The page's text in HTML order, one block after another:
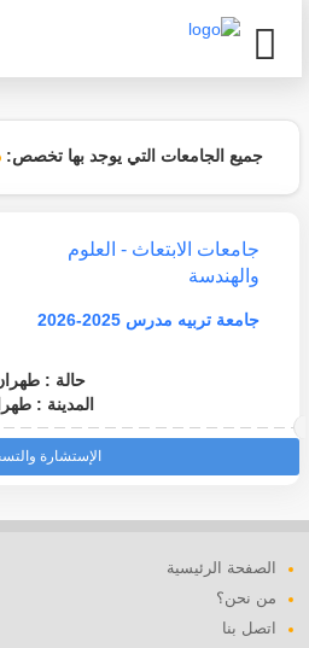
جميع الجامعات التي يوجد بها تخصص:
جامعات الابتعاث - العلوم
والهندسة
جامعة تربيه مدرس 2025-2026
حالة : طهران
المدينة :
الإستشارة
الصفحة الرئيسية
من نحن؟
اتصل بنا